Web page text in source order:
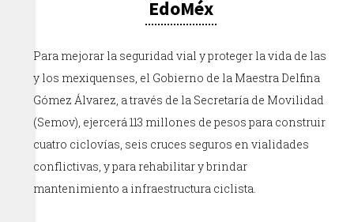
EdoMéx
Para mejorar la seguridad vial y proteger la vida de las
y los mexiquenses, el Gobierno de la Maestra Delfina
Gómez Álvarez, a través de la Secretaría de Movilidad
(Semov), ejercerá 113 millones de pesos para construir
cuatro ciclovías, seis cruces seguros en vialidades
conflictivas, y para rehabilitar y brindar
mantenimiento a infraestructura ciclista.